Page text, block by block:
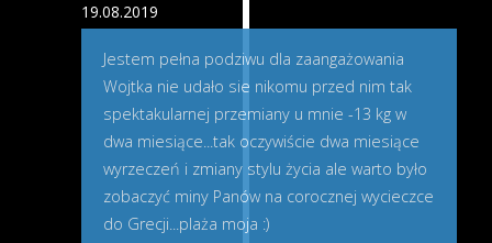
19.08.2019
Jestem pełna podziwu dla zaangażowania
Wojtka nie udało sie nikomu przed nim tak
spektakularnej przemiany u mnie -13 kg w
dwa miesiące...tak oczywiście dwa miesiące
wyrzeczeń i zmiany stylu życia ale warto było
zobaczyć miny Panów na corocznej wycieczce
do Grecji...plaża moja :)